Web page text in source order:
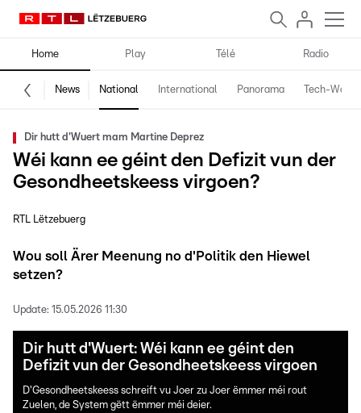
Home Play Télé Radio
News National International Panorama Tech-World
Dir hutt d'Wuert mam Martine Deprez
Wéi kann ee géint den Defizit vun der
Gesondheetskeess virgoen?
RTL Lëtzebuerg
Wou soll Ärer Meenung no d'Politik den Hiewel
setzen?
Update: 15.05.2026 11:30
Dir hutt d'Wuert: Wéi kann ee géint den
Defizit vun der Gesondheetskeess virgoen
D'Gesondheetskeess schreift vu Joer zu Joer ëmmer méi rout
Zuelen, de System gëtt ëmmer méi deier.